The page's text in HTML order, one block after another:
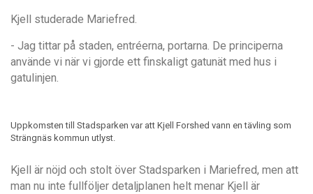
Kjell studerade Mariefred.
- Jag tittar på staden, entréerna, portarna. De principerna
använde vi när vi gjorde ett finskaligt gatunät med hus i
gatulinjen.
Uppkomsten till Stadsparken var att Kjell Forshed vann en tävling som
Strängnäs kommun utlyst.
Kjell är nöjd och stolt över Stadsparken i Mariefred, men att
man nu inte fullföljer detaljplanen helt menar Kjell är